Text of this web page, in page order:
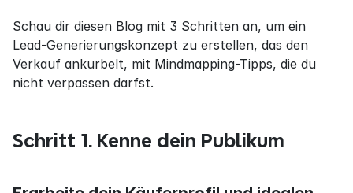
Schau dir diesen Blog mit 3 Schritten an, um ein
Lead-Generierungskonzept zu erstellen, das den
Verkauf ankurbelt, mit Mindmapping-Tipps, die du
nicht verpassen darfst.
Schritt 1. Kenne dein Publikum